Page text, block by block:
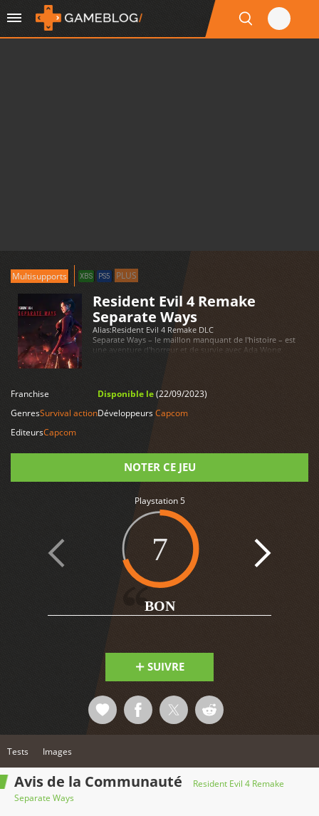
Multisupports XBS PS5 PLUS
Resident Evil 4 Remake
Separate Ways
Alias:Resident Evil 4 Remake DLC
Separate Ways – le maillon manquant de l'histoire – est
une aventure d'horreur et de survie avec Ada Wong.
Découvrez son point de vue et l'autre côté de l'histoire,
route de Leon Kennedy une nouvelle fois.
Franchise
GenresSurvival action
EditeursCapcom
Disponible le(22/09/2023)
DéveloppeursCapcom
NOTER CE JEU
Playstation 5
7
BON
SUIVRE
Tests Images
Avis de la Communauté
Resident Evil 4 Remake
Separate Ways